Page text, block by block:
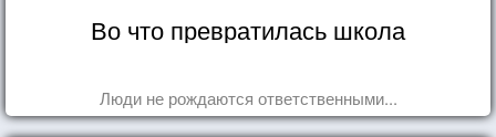
Во что превратилась школа
Люди не рождаются ответственными...